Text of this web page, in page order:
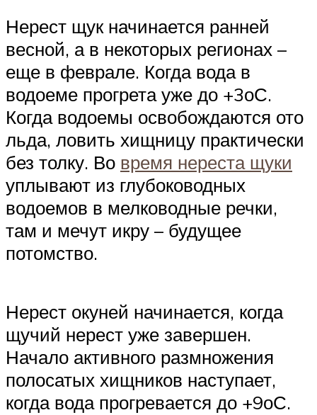
Нерест щук начинается ранней
весной, а в некоторых регионах –
еще в феврале. Когда вода в
водоеме прогрета уже до +3оС.
Когда водоемы освобождаются ото
льда, ловить хищницу практически
без толку. Во время нереста щуки
уплывают из глубоководных
водоемов в мелководные речки,
там и мечут икру – будущее
потомство.
Нерест окуней начинается, когда
щучий нерест уже завершен.
Начало активного размножения
полосатых хищников наступает,
когда вода прогревается до +9оС.